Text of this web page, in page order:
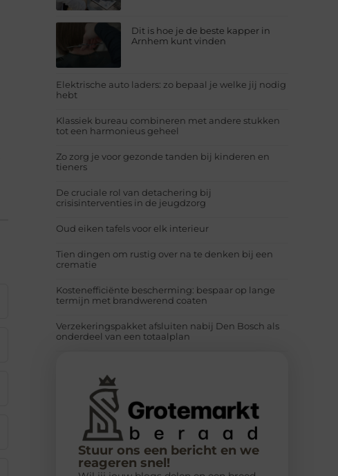
Dit is hoe je de beste kapper in
Arnhem kunt vinden
Elektrische auto laders: zo bepaal je welke jij nodig
hebt
Klassiek bureau combineren met andere stukken
tot een harmonieus geheel
Zo zorg je voor gezonde tanden bij kinderen en
tieners
De cruciale rol van detachering bij
crisisinterventies in de jeugdzorg
Oud eiken tafels voor elk interieur
Tien dingen om rustig over na te denken bij een
crematie
Kostenefficiënte bescherming: bespaar op lange
termijn met brandwerend coaten
Verzekeringspakket afsluiten nabij Den Bosch als
onderdeel van een totaalplan
Stuur ons een bericht en we
reageren snel!